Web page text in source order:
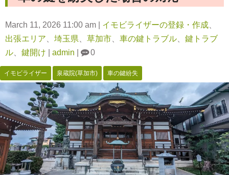
March 11, 2026 11:00 am イモビライザーの登録・作成
出張エリア
埼玉県 草加市 車の鍵トラブル
鍵トラブ
ル
鍵開け admin 0
イモビライザー 泉蔵院(草加市) 車の鍵紛失